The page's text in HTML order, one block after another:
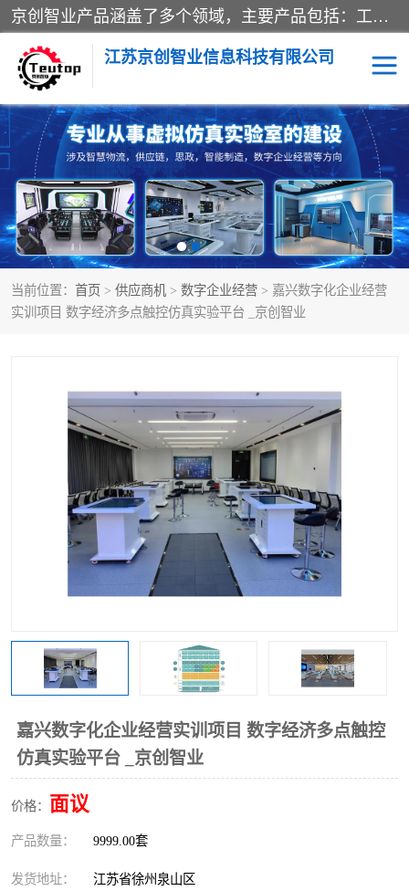
京创智业产品涵盖了多个领域，主要产品包括：工业4.0生产线解决方案，智慧物流综合实训室，教学设备与实验室建设，虚拟仿真实验室等。公司将秉持“创新、执着、诚信、共赢”的理念，以“将服务当作使命”为核心价值观，致力于为客户创造价值，与客户、合作伙伴和员工共同成长。
江苏京创智业信息科技有限公司
当前位置： 首页 > 供应商机 > 数字企业经营 > 嘉兴数字化企业经营
实训项目 数字经济多点触控仿真实验平台 _京创智业
嘉兴数字化企业经营实训项目 数字经济多点触控
仿真实验平台 _京创智业
价格： 面议
产品数量： 9999.00套
发货地址： 江苏省徐州泉山区
VR物流实训 低碳供应链
生产系统仿真 冷链物流
供应链管理 思政
智慧零售实训 智能制造
工业工程实训室